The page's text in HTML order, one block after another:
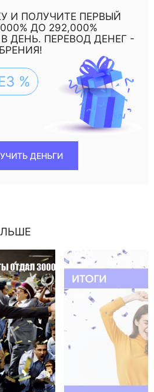
И ПОЛУЧИТЕ ПЕРВЫЙ
ДО 292,000%
ДЕНЬ. ПЕРЕВОД ДЕНЕГ -
%
ДЕНЬГИ